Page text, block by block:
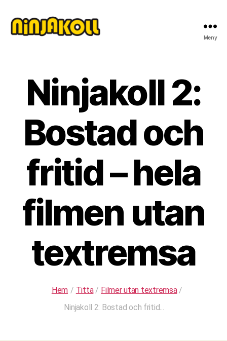
Meny
Ninjakoll 2:
Bostad och
fritid – hela
filmen utan
textremsa
Hem / Titta / Filmer utan textremsa /
Ninjakoll 2: Bostad och fritid...